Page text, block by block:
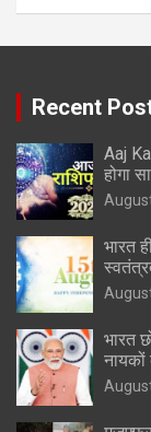
Recent
Aaj
होगा
भारत
भारत
नायकों